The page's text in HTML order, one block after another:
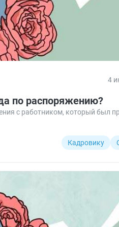
4
по распоряжению?
с работником, который был
Кадровику